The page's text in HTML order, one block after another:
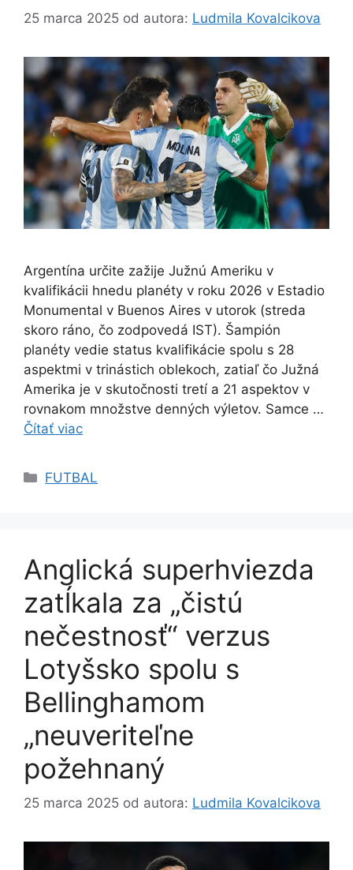
25 marca 2025 od autora: Ludmila Kovalcikova
Argentína určite zažije Južnú Ameriku v
kvalifikácii hnedu planéty v roku 2026 v Estadio
Monumental v Buenos Aires v utorok (streda
skoro ráno, čo zodpovedá IST). Šampión
planéty vedie status kvalifikácie spolu s 28
aspektmi v trinástich oblekoch, zatiaľ čo Južná
Amerika je v skutočnosti tretí a 21 aspektov v
rovnakom množstve denných výletov. Samce …
Čítať viac
Kategórie
FUTBAL
Anglická superhviezda
zatĺkala za „čistú
nečestnosť“ verzus
Lotyšsko spolu s
Bellinghamom
„neuveriteľne
požehnaný
25 marca 2025 od autora: Ludmila Kovalcikova